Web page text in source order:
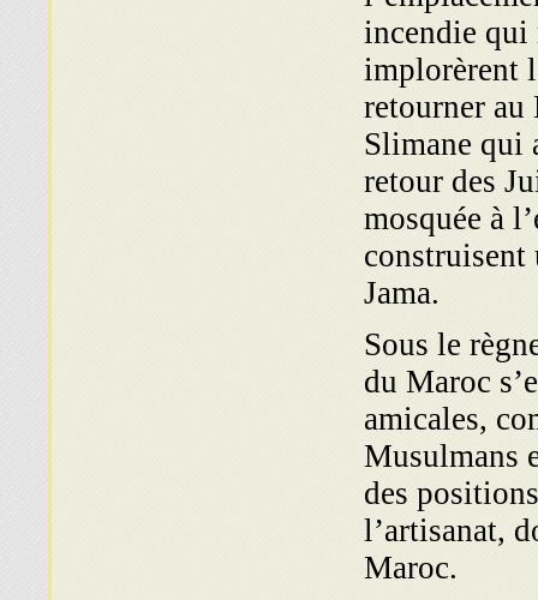
incendie qui
implorèrent
retourner
Slimane qui
retour des
mosquée à
construisent
Jama.
Sous le
du Maroc
amicales,
Musulmans
des
l’artisanat,
Maroc.